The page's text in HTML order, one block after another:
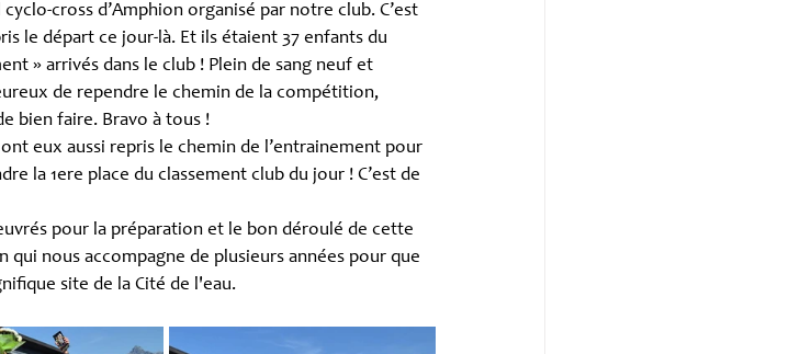
cross d’Amphion organisé par notre club. C’est
le départ ce jour-là. Et ils étaient 37 enfants du
» arrivés dans le club ! Plein de sang neuf et
de rependre le chemin de la compétition,
bien faire. Bravo à tous !
eux aussi repris le chemin de l’entrainement pour
la 1ere place du classement club du jour ! C’est de
pour la préparation et le bon déroulé de cette
qui nous accompagne de plusieurs années pour que
site de la Cité de l'eau.